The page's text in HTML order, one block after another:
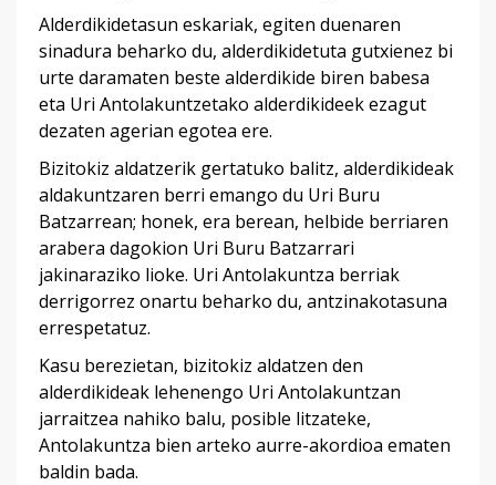
Alderdikidetasun eskariak, egiten duenaren
sinadura beharko du, alderdikidetuta gutxienez bi
urte daramaten beste alderdikide biren babesa
eta Uri Antolakuntzetako alderdikideek ezagut
dezaten agerian egotea ere.
Bizitokiz aldatzerik gertatuko balitz, alderdikideak
aldakuntzaren berri emango du Uri Buru
Batzarrean; honek, era berean, helbide berriaren
arabera dagokion Uri Buru Batzarrari
jakinaraziko lioke. Uri Antolakuntza berriak
derrigorrez onartu beharko du, antzinakotasuna
errespetatuz.
Kasu berezietan, bizitokiz aldatzen den
alderdikideak lehenengo Uri Antolakuntzan
jarraitzea nahiko balu, posible litzateke,
Antolakuntza bien arteko aurre-akordioa ematen
baldin bada.